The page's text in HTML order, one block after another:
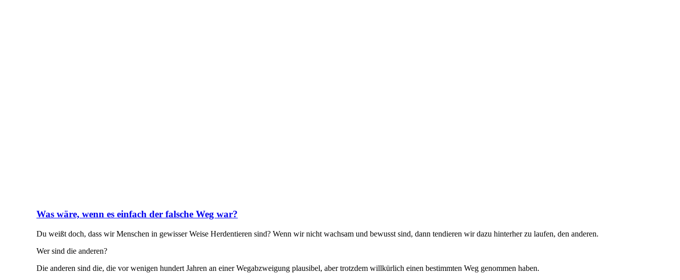
Was wäre, wenn es einfach der falsche Weg war?
Du weißt doch, dass wir Menschen in gewisser Weise Herdentieren sind? Wenn wir nicht wachsam und bewusst sind, dann tendieren wir dazu hinterher zu laufen, den anderen.
Wer sind die anderen?
Die anderen sind die, die vor wenigen hundert Jahren an einer Wegabzweigung plausibel, aber trotzdem willkürlich einen bestimmten Weg genommen haben.